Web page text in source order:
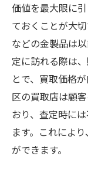
価値を最大限に
ておくことが大
などの金製品は
定に訪れる際は
とで、買取価格
区の買取店は顧
おり、査定時に
ます。これによ
ができます。